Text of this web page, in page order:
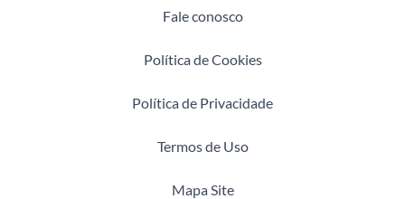
Fale conosco
Política de Cookies
Política de Privacidade
Termos de Uso
Mapa Site